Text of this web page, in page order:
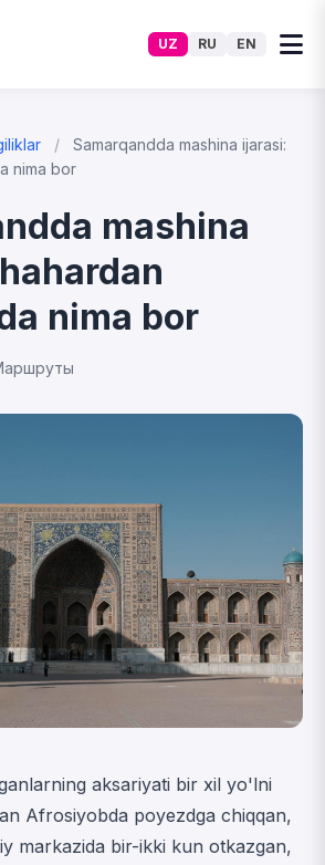
UZ RU EN
/
Samarqandda mashina ijarasi:
nima bor
mashina
nima bor
aksariyati bir xil yo'lni
Afrosiyobda poyezdga chiqqan,
markazida bir-ikki kun otkazgan,